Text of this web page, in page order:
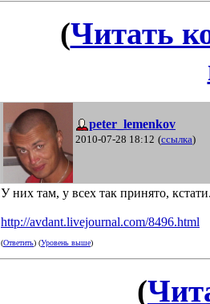
(Читать
peter_lemenkov
2010-07-28 18:12 (ссылка)
У них там, у всех так принято,
http://avdant.livejournal.com/8496.html
(Ответить) (Уровень выше)
(